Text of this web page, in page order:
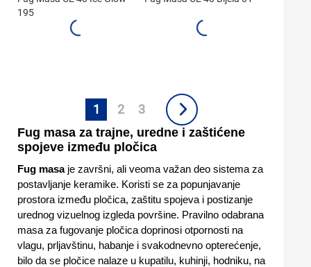
195
1 2 3
Fug masa za trajne, uredne i zaštićene
spojeve između pločica
Fug masaje završni, ali veoma važan deo sistema za
postavljanje keramike. Koristi se za popunjavanje
prostora između pločica, zaštitu spojeva i postizanje
urednog vizuelnog izgleda površine. Pravilno odabrana
masa za fugovanje pločica doprinosi otpornosti na
vlagu, prljavštinu, habanje i svakodnevno opterećenje,
bilo da se pločice nalaze u kupatilu, kuhinji, hodniku, na